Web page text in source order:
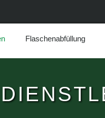
Flaschenabfüllung